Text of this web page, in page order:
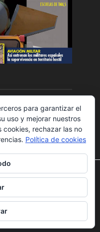
aerospacial
mejor experiencia en
utilizamos o
para garantizar el
uso y mejorar nuestros
cookies, rechazar las no
Política de cookies